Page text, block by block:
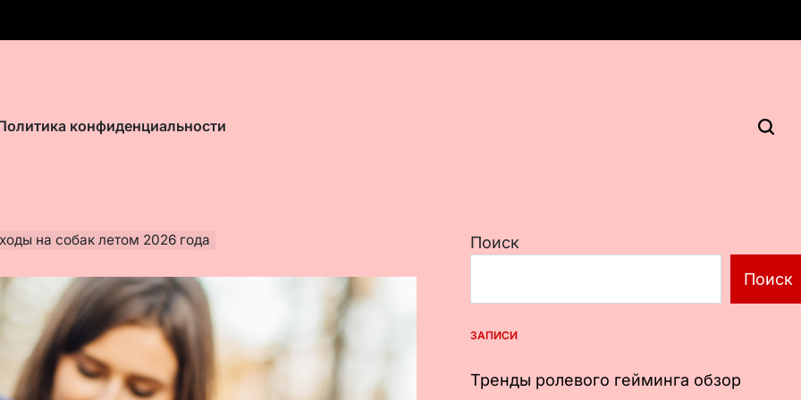
конфиденциальности
на собак летом 2026 года
Поиск
Поиск
ЗАПИСИ
Тренды ролевого гейминга обзор